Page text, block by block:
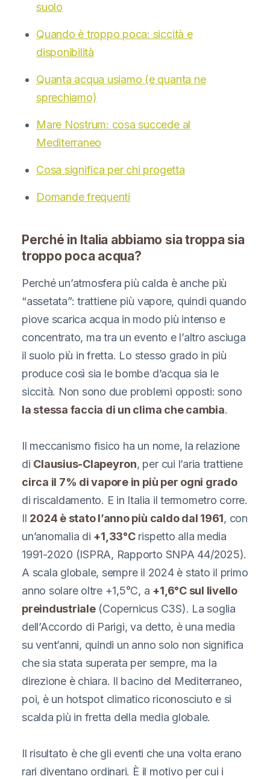
suolo
Quando è troppo poca: siccità e
disponibilità
Quanta acqua usiamo (e quanta ne
sprechiamo)
Mare Nostrum: cosa succede al
Mediterraneo
Cosa significa per chi progetta
Domande frequenti
Perché in Italia abbiamo sia troppa sia
troppo poca acqua?
Perché un’atmosfera più calda è anche più
“assetata”: trattiene più vapore, quindi quando
piove scarica acqua in modo più intenso e
concentrato, ma tra un evento e l’altro asciuga
il suolo più in fretta. Lo stesso grado in più
produce così sia le bombe d’acqua sia le
siccità. Non sono due problemi opposti: sono
la stessa faccia di un clima che cambia.
Il meccanismo fisico ha un nome, la relazione
di Clausius-Clapeyron, per cui l’aria trattiene
circa il 7% di vapore in più per ogni grado
di riscaldamento. E in Italia il termometro corre.
Il 2024 è stato l’anno più caldo dal 1961, con
un’anomalia di +1,33°Crispetto alla media
1991-2020 (ISPRA, Rapporto SNPA 44/2025).
A scala globale, sempre il 2024 è stato il primo
anno solare oltre +1,5°C, a +1,6°C sul livello
preindustriale(Copernicus C3S). La soglia
dell’Accordo di Parigi, va detto, è una media
su vent’anni, quindi un anno solo non significa
che sia stata superata per sempre, ma la
direzione è chiara. Il bacino del Mediterraneo,
poi, è un hotspot climatico riconosciuto e si
scalda più in fretta della media globale.
Il risultato è che gli eventi che una volta erano
rari diventano ordinari. È il motivo per cui i